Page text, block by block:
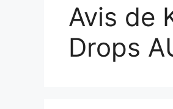
Avis de
Drops